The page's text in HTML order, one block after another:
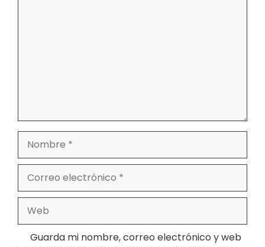
Nombre
electrónico
Guarda mi nombre, correo electrónico y web